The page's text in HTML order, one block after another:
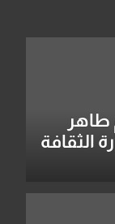
طاهر
الثقافة